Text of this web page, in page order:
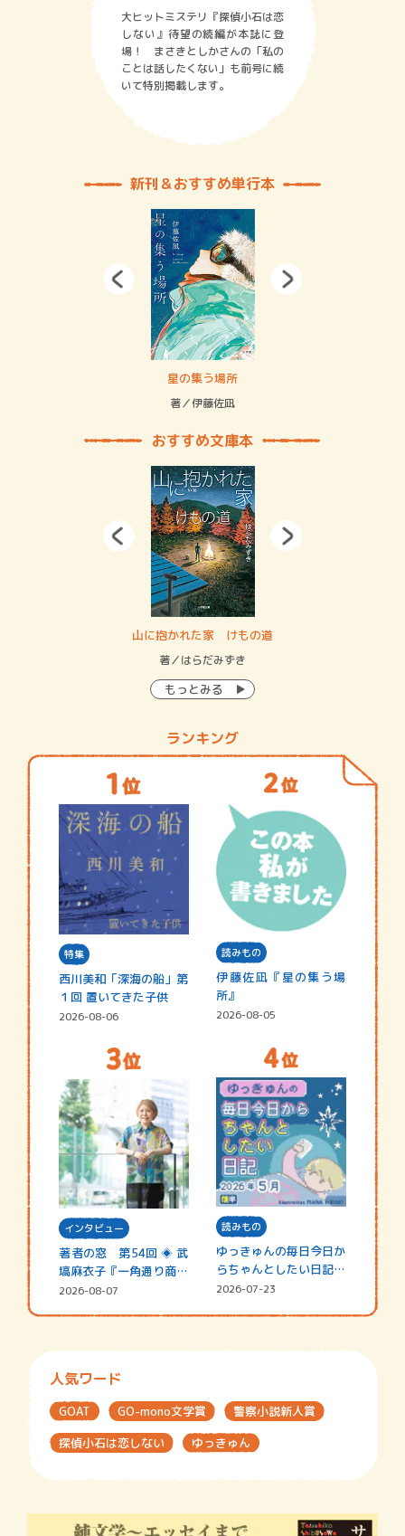
大ヒットミステリ『探偵小石は恋
しない』待望の続編が本誌に登
場！ まさきとしかさんの「私の
ことは話したくない」も前号に続
いて特別掲載します。
新刊＆おすすめ単行本
星の集う場所
著／伊藤佐凪
おすすめ文庫本
山に抱かれた家 けもの道
著／はらだみずき
もっとみる
ランキング
特集
西川美和「深海の船」第
１回 置いてきた子供
2026-08-06
読みもの
伊藤佐凪『星の集う場
所』
2026-08-05
インタビュー
著者の窓 第54回 ◈ 武
塙麻衣子『一角通り商店
街の…
2026-08-07
読みもの
ゆっきゅんの毎日今日か
らちゃんとしたい日記
☆202…
2026-07-23
人気ワード
GOAT GO-mono文学賞
警察小説新人賞
探偵小石は恋しない
ゆっきゅん